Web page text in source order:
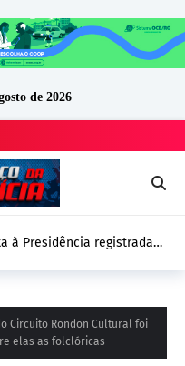
de 2026
à Presidência registrada
Circuito Rondon Cultural foi
elas as folclóricas